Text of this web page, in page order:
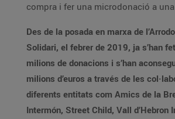
compra i fer una microdonació a
Des de la posada en marxa de
Solidari, el febrer de 2019, ja s’han
milions de donacions i s’han
milions d’euros a través de les
diferents entitats com Amics de la
Intermón, Street Child, Vall d’Hebron